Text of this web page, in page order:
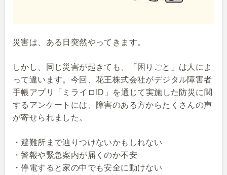
災害は、ある日突然やってきます。
しかし、同じ災害が起きても、「困りごと」は人によ
って違います。今回、花王株式会社がデジタル障害者
手帳アプリ「ミライロID」を通じて実施した防災に関
するアンケートには、障害のある方からたくさんの声
が寄せられました。
・避難所まで辿りつけないかもしれない
・警報や緊急案内が届くのか不安
・停電すると家の中でも安全に動けない